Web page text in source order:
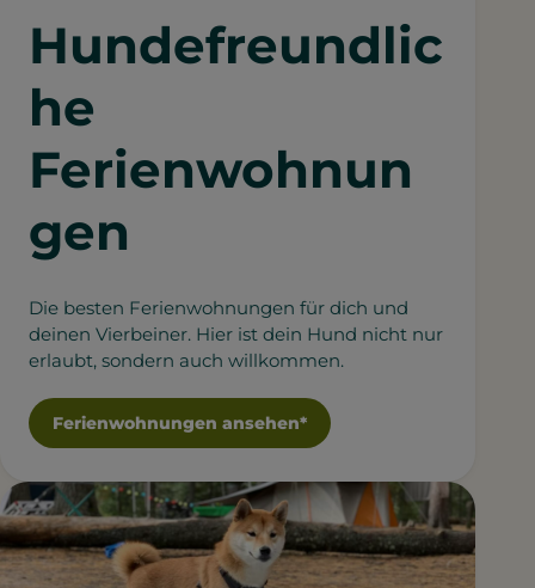
Hundefreundlic
he
Ferienwohnun
gen
Die besten Ferienwohnungen für dich und
deinen Vierbeiner. Hier ist dein Hund nicht nur
erlaubt, sondern auch willkommen.
Ferienwohnungen ansehen*